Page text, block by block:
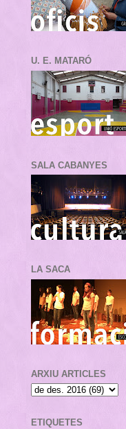
U. E. MATARÓ
SALA CABANYES
LA SACA
ARXIU ARTICLES
ETIQUETES